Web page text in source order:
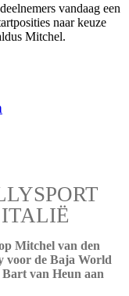
vandaag een
naar keuze
Mitchel.
Mitchel van den
voor de Baja World
van Heun aan